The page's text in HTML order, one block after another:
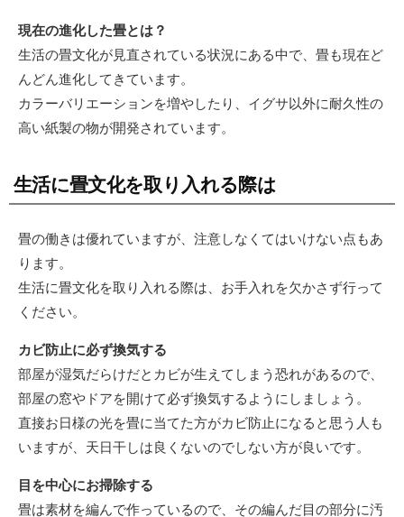
現在の進化した畳とは？
生活の畳文化が見直されている状況にある中で、畳も現在ど
んどん進化してきています。
カラーバリエーションを増やしたり、イグサ以外に耐久性の
高い紙製の物が開発されています。
生活に畳文化を取り入れる際は
畳の働きは優れていますが、注意しなくてはいけない点もあ
ります。
生活に畳文化を取り入れる際は、お手入れを欠かさず行って
ください。
カビ防止に必ず換気する
部屋が湿気だらけだとカビが生えてしまう恐れがあるので、
部屋の窓やドアを開けて必ず換気するようにしましょう。
直接お日様の光を畳に当てた方がカビ防止になると思う人も
いますが、天日干しは良くないのでしない方が良いです。
目を中心にお掃除する
畳は素材を編んで作っているので、その編んだ目の部分に汚